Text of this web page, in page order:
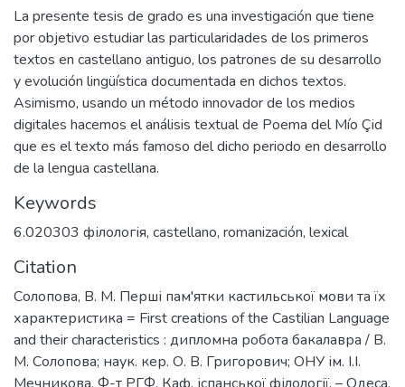
La presente tesis de grado es una investigación que tiene
por objetivo estudiar las particularidades de los primeros
textos en castellano antiguo, los patrones de su desarrollo
y evolución lingüística documentada en dichos textos.
Asimismo, usando un método innovador de los medios
digitales hacemos el análisis textual de Poema del Mío Çid
que es el texto más famoso del dicho periodo en desarrollo
de la lengua castellana.
Keywords
6.020303 філологія, castellano, romanización, lexical
Citation
Солопова, В. М. Перші пам'ятки кастильської мови та їх
характеристика = First creations of the Castilian Language
and their characteristics : дипломна робота бакалавра / В.
М. Солопова; наук. кер. О. В. Григорович; ОНУ ім. І.І.
Мечникова, Ф-т РГФ, Каф. іспанської філології. – Одеса,